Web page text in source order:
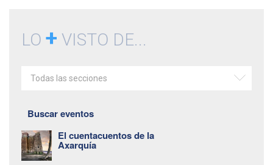
LO + VISTO DE...
Todas las secciones
Buscar eventos
El cuentacuentos de la
Axarquía